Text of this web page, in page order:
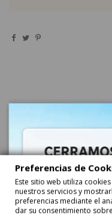
Huevos Chocolate
Agaraagar
¿Cómo se envía el
El producto va en una
y la mona dentro de una
porexpan burbuja.
Preferencias de
Este sitio web utiliza
nuestros servicios y
preferencias mediante el
dar su consentimiento